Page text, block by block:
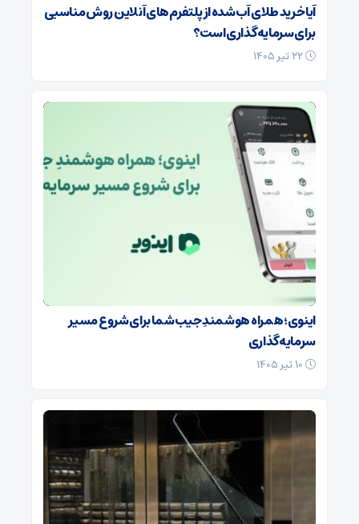
آیا خرید طلای آب‌شده از پلتفرم‌های آنلاین روش مناسبی
برای سرمایه‌گذاری است؟
اینوی؛ همراه هوشمندِ جیب شما برای شروع مسیر
سرمایه‌گذاری